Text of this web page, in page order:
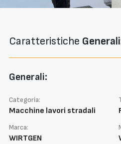
Caratteristiche Generali
Generali:
Categoria:
Macchine lavori stradali
Marca:
WIRTGEN